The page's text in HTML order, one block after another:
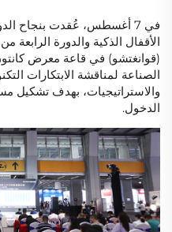
في 7 أغسطس، عُقدت بنجاح
الأقفال الذكية والدورة الرابعة
(قوانغتشو) في قاعة معرض
الصناعة لمناقشة الابتكارات
والاستراتيجيات، بهدف تشكيل
الدخول.